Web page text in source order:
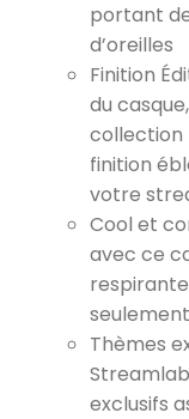
portant
d’oreilles
Finition
du
collection
finition
votre
Cool et
avec ce
Thèmes
exclusifs